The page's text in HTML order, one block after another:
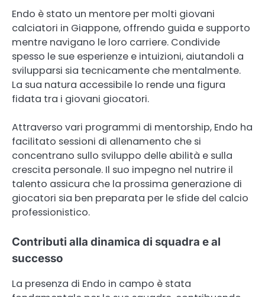
Endo è stato un mentore per molti giovani
calciatori in Giappone, offrendo guida e supporto
mentre navigano le loro carriere. Condivide
spesso le sue esperienze e intuizioni, aiutandoli a
svilupparsi sia tecnicamente che mentalmente.
La sua natura accessibile lo rende una figura
fidata tra i giovani giocatori.
Attraverso vari programmi di mentorship, Endo ha
facilitato sessioni di allenamento che si
concentrano sullo sviluppo delle abilità e sulla
crescita personale. Il suo impegno nel nutrire il
talento assicura che la prossima generazione di
giocatori sia ben preparata per le sfide del calcio
professionistico.
Contributi alla dinamica di squadra e al
successo
La presenza di Endo in campo è stata